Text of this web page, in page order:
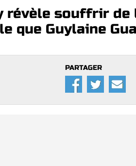
révèle souffrir de
que Guylaine
PARTAGER